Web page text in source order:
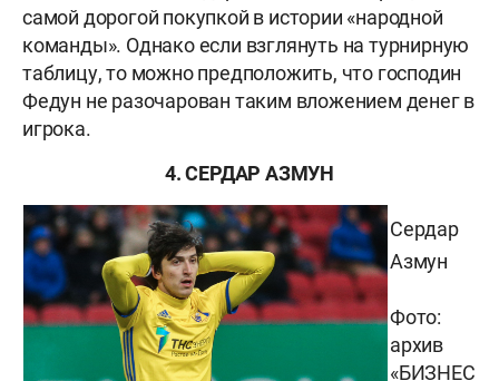
самой дорогой покупкой в истории «народной
команды». Однако если взглянуть на турнирную
таблицу, то можно предположить, что господин
Федун не разочарован таким вложением денег в
игрока.
4. СЕРДАР АЗМУН
Сердар
Азмун
Фото:
архив
«БИЗНЕС